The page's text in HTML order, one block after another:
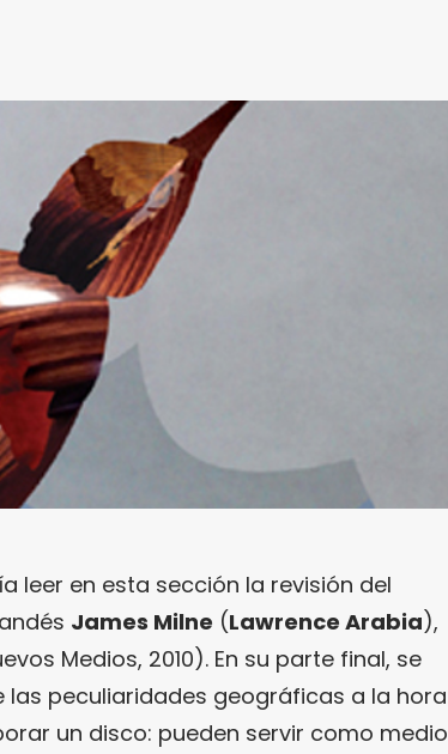
leer en esta sección la revisión del
James Milne (Lawrence Arabia),
Medios, 2010). En su parte final, se
peculiaridades geográficas a la hora
un disco: pueden servir como medio